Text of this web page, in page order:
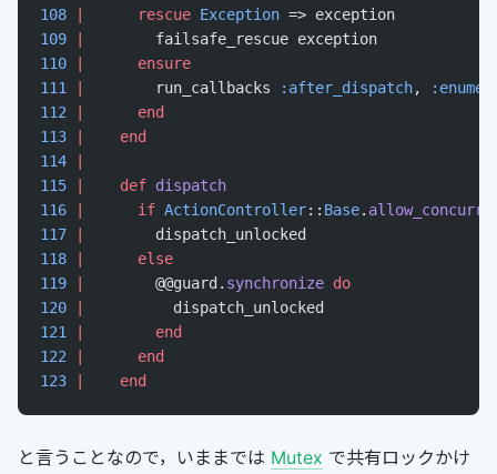
108
      rescue
Exception => exception
109
        failsafe_rescue exception
110
      ensure
111
        run_callbacks
:after_dispatch,
112
      end
113
    end
114
115
    def
dispatch
116
      if
ActionController:: Base.
117
        dispatch_unlocked
118
      else
119
        @@guard.
synchronize do
120
          dispatch_unlocked
121
        end
122
      end
123
    end
と言うことなので，いままでは Mutex で共有ロックかけ